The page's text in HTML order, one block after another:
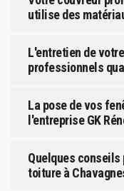
utilise des
L'entretien de
professionnels
La pose de vos
l'entreprise GK
Quelques
toiture à